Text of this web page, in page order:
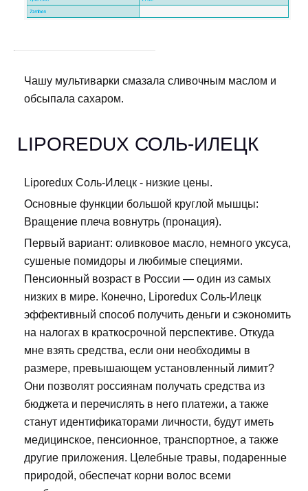
Чашу мультиварки смазала сливочным маслом и
обсыпала сахаром.
LIPOREDUX СОЛЬ-ИЛЕЦК
Liporedux Соль-Илецк - низкие цены.
Основные функции большой круглой мышцы:
Вращение плеча вовнутрь (пронация).
Первый вариант: оливковое масло, немного уксуса,
сушеные помидоры и любимые специями.
Пенсионный возраст в России — один из самых
низких в мире. Конечно, Liporedux Соль-Илецк
эффективный способ получить деньги и сэкономить
на налогах в краткосрочной перспективе. Откуда
мне взять средства, если они необходимы в
размере, превышающем установленный лимит?
Они позволят россиянам получать средства из
бюджета и перечислять в него платежи, а также
станут идентификаторами личности, будут иметь
медицинское, пенсионное, транспортное, а также
другие приложения. Целебные травы, подаренные
природой, обеспечат корни волос всеми